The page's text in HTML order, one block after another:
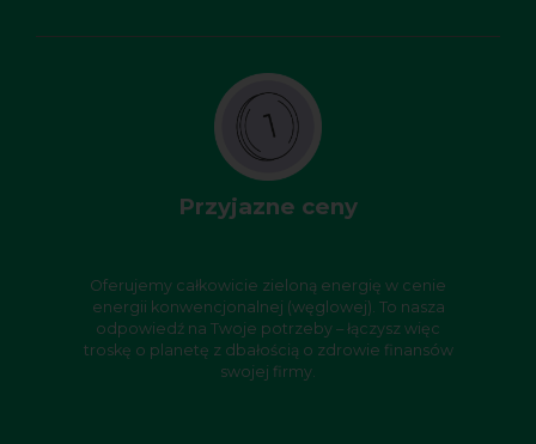
Przyjazne ceny
Oferujemy całkowicie zieloną energię w cenie
energii konwencjonalnej (węglowej). To nasza
odpowiedź na Twoje potrzeby – łączysz więc
troskę o planetę z dbałością o zdrowie finansów
swojej firmy.